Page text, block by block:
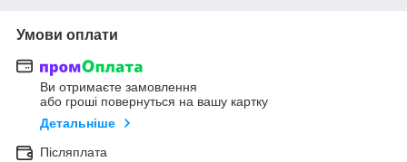
Умови оплати
Ви отримаєте замовлення
або гроші повернуться на вашу картку
Детальніше
Післяплата